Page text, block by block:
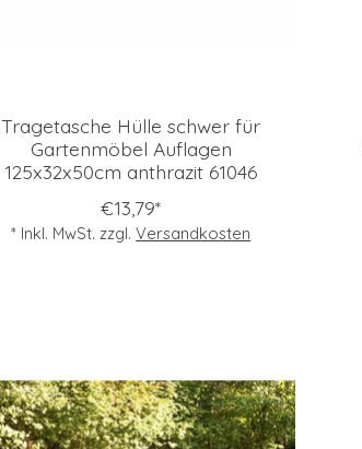
Tragetasche Hülle schwer für
Gartenmöbel Auflagen
125x32x50cm anthrazit 61046
€13,79*
* Inkl. MwSt. zzgl.Versandkosten